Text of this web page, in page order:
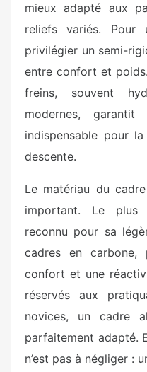
mieux adapté aux
reliefs variés. Pour
privilégier un semi-
entre confort et
freins, souvent
modernes, garantit
indispensable pour
descente.
Le matériau du
important. Le plus
reconnu pour sa
cadres en carbone,
confort et une
réservés aux
novices, un cadre
parfaitement adapté.
n’est pas à négliger :